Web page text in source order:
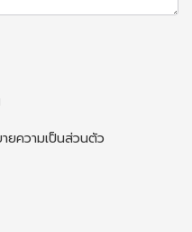
ยความเป็นส่วนตัว